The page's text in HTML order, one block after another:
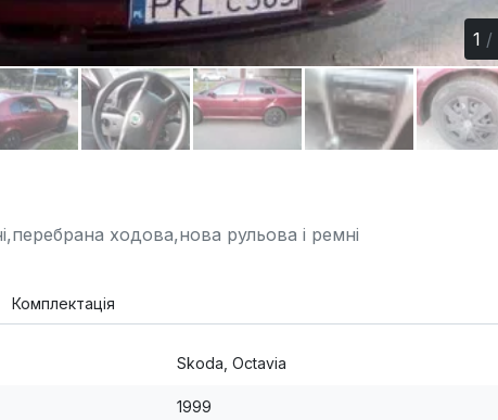
1 /
ходова,нова рульова і ремні
Комплектація
Skoda, Octavia
1999